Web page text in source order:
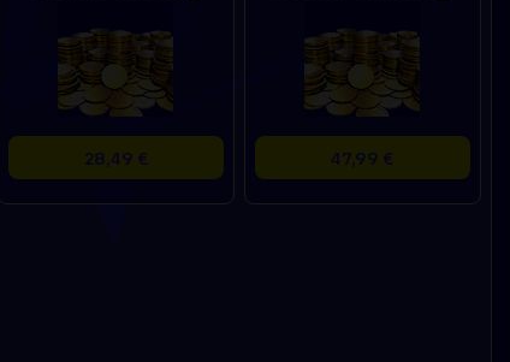
28,49 € 47,99 €